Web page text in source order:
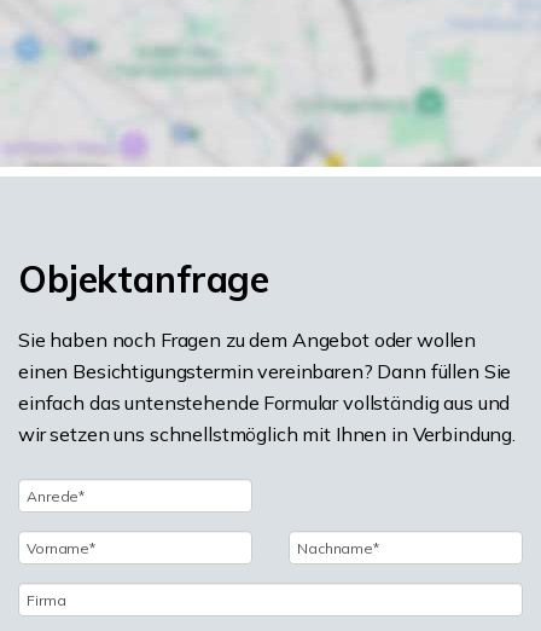
Objektanfrage
Sie haben noch Fragen zu dem Angebot oder wollen
einen Besichtigungstermin vereinbaren? Dann füllen Sie
einfach das untenstehende Formular vollständig aus und
wir setzen uns schnellstmöglich mit Ihnen in Verbindung.